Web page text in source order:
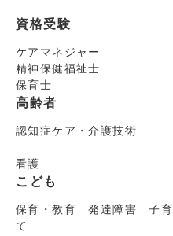
資格受験
ケアマネジャー
精神保健福祉士
保育士
高齢者
認知症ケア・介護技術
看護
こども
保育・教育 発達障害 子育
て